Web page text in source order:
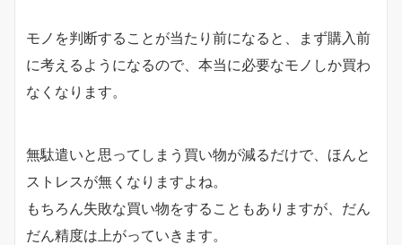
モノを判断することが当たり前になると、まず購入前
に考えるようになるので、本当に必要なモノしか買わ
なくなります。
無駄遣いと思ってしまう買い物が減るだけで、ほんと
ストレスが無くなりますよね。
もちろん失敗な買い物をすることもありますが、だん
だん精度は上がっていきます。